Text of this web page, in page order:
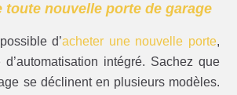
toute nouvelle porte de garage
d’acheter une nouvelle porte,
intégré. Sachez que
se déclinent en plusieurs modèles.